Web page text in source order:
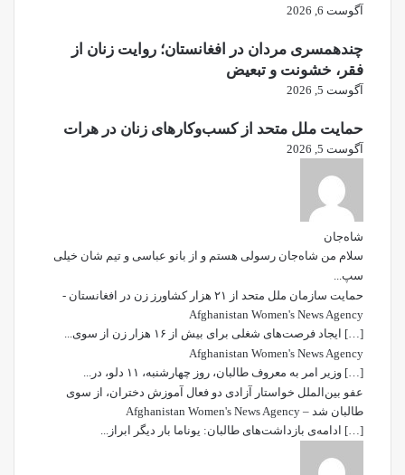
آگوست 6, 2026
چندهمسری مردان در افغانستان؛ روایت زنان از
فقر، خشونت و تبعیض
آگوست 5, 2026
حمایت ملل متحد از کسب‌وکارهای زنان در هرات
آگوست 5, 2026
شاه‌جان
سلام من شاه‌جان رسولی هستم و از بانو عباسی و تیم شان خیلی
سپ...
حمایت سازمان ملل متحد از ۲۱ هزار کشاورز زن در افغانستان -
Afghanistan Women's News Agency
[…] ایجاد فرصت‌های شغلی برای بیش از ۱۶ هزار زن از سوی...
Afghanistan Women's News Agency
[…] وزیر امر به معروف طالبان، روز چهارشنبه، ۱۱ دلو، در...
عفو بین‌الملل خواستار آزادی دو فعال آموزش دختران، از سوی
طالبان شد – Afghanistan Women's News Agency
[…] ادامه‌ی بازداشت‌های طالبان: یوناما بار دیگر ابراز...